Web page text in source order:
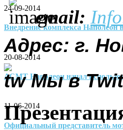
24-09-2014
Внедрение комплекса Наполеон
20-08-2014
АСМТ Наполеон начал
11-06-2014
Официальный представитель
email:
Адрес: г.
Мы в